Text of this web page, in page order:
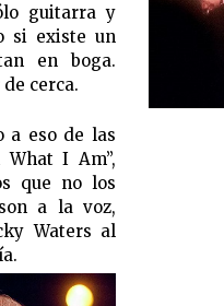
guitarra y
si existe un
en boga.
cerca.
a eso de las
I Am”,
que no los
a la voz,
Waters al